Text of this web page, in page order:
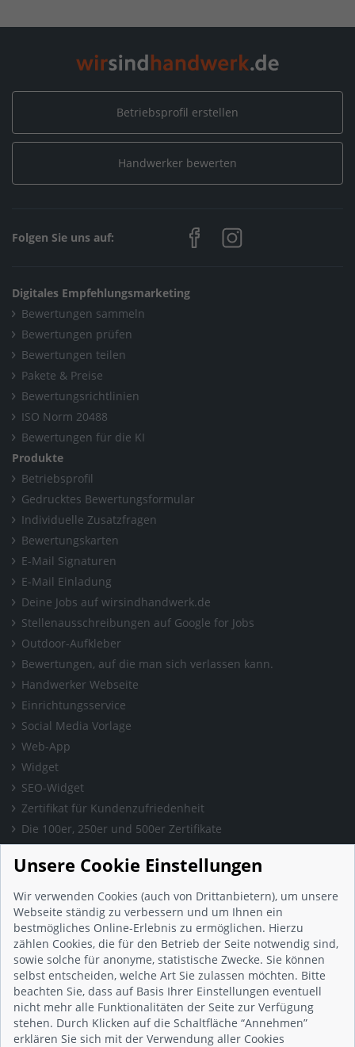
Betriebsprofil erstellen
Handwerker bewerten
Folgen Sie uns auf:
Digitales Empfehlungsmarketing
Bewertungen sammeln
Bewertungen prüfen
Bewertungen teilen
Pakete & Preise
Bewertungsrichtlinien
ISO Norm 20488
Bewertungen für die KI
Produkte
Betriebsprofil
Gedrucktes Bewertungsformular
Individuelle Zusatzfragen
Bewertungskarten
E-Mail Signaturen
E-Mail Einladung
Deine Jobs auf wirsindhandwerk.de
Stellenausschreibungen auf Google for Jobs
Outdoor-Aufkleber
Bewertungen, auf die man sich verlassen kann.
Handwerker Webseite
Einrichtungsservice
Social Media Vorlage
Web-App
Widget
SEO-Widget
Zertifikat für Kundenzufriedenheit
Die 100er, 250er und 500er Zertifikate
Presse & Wissen
Presse und Informationen
Blog
Häufig gestellte Fragen (FAQ)
Studie: Digitalisierungsbarometer
Initiative gegen Fake-Bewertungen
Kunden Informationen
Beratungsgespräch vereinbaren
Impressum
Datenschutz
Unsere Cookie Einstellungen
Wir verwenden Cookies (auch von Drittanbietern), um unsere
Webseite ständig zu verbessern und um Ihnen ein
bestmögliches Online-Erlebnis zu ermöglichen. Hierzu
zählen Cookies, die für den Betrieb der Seite notwendig sind,
sowie solche für anonyme, statistische Zwecke. Sie können
selbst entscheiden, welche Art Sie zulassen möchten. Bitte
beachten Sie, dass auf Basis Ihrer Einstellungen eventuell
nicht mehr alle Funktionalitäten der Seite zur Verfügung
stehen. Durch Klicken auf die Schaltfläche “Annehmen”
erklären Sie sich mit der Verwendung aller Cookies